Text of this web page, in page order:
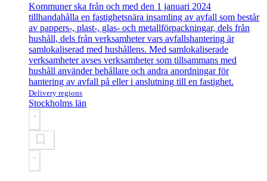
Kommuner ska från och med den 1 januari 2024
tillhandahålla en fastighetsnära insamling av avfall som består
av pappers-, plast-, glas- och metallförpackningar, dels från
hushåll, dels från verksamheter vars avfallshantering är
samlokaliserad med hushållens. Med samlokaliserade
verksamheter avses verksamheter som tillsammans med
hushåll använder behållare och andra anordningar för
hantering av avfall på eller i anslutning till en fastighet.
Delivery regions
Stockholms län